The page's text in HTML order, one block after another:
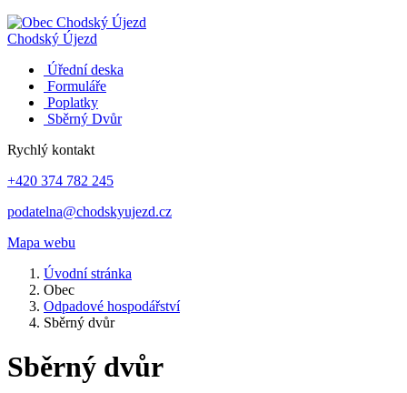
Chodský Újezd
Úřední deska
Formuláře
Poplatky
Sběrný Dvůr
Rychlý kontakt
+420 374 782 245
podatelna@chodskyujezd.cz
Mapa webu
Úvodní stránka
Obec
Odpadové hospodářství
Sběrný dvůr
Sběrný dvůr